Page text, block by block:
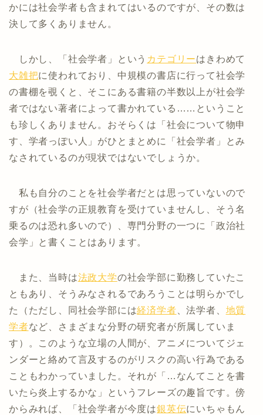
かには社会学者も含まれてはいるのですが、その数は
決して多くありません。
しかし、「社会学者」という カテゴリーはきわめて
大雑把に使われており、中規模の書店に行って社会学
の書棚を覗くと、そこにある書籍の半数以上が社会学
者ではない著者によって書かれている……ということ
も珍しくありません。おそらくは「社会について物申
す、学者っぽい人」がひとまとめに「社会学者」とみ
なされているのが現状ではないでしょうか。
私も自分のことを社会学者だとは思っていないので
すが（社会学の正規教育を受けていませんし、そう名
乗るのは恐れ多いので）、専門分野の一つに「政治社
会学」と書くことはあります。
また、当時は法政大学の社会学部に勤務していたこ
ともあり、そうみなされるであろうことは明らかでし
た（ただし、同社会学部には経済学者 、法学者、 地質
学者など、さまざまな分野の研究者が所属していま
す）。このような立場の人間が、アニメについてジェ
ンダーと絡めて言及するのがリスクの高い行為である
こともわかっていました。それが「…なんてことを書
いたら炎上するかな」というフレーズの趣旨です。傍
からみれば、「社会学者が今度は銀英伝にいちゃもん